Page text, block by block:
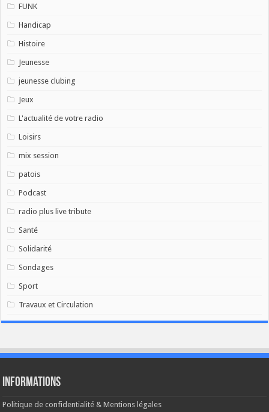
FUNK
Handicap
Histoire
Jeunesse
jeunesse clubing
Jeux
L'actualité de votre radio
Loisirs
mix session
patois
Podcast
radio plus live tribute
Santé
Solidarité
Sondages
Sport
Travaux et Circulation
Informations
Politique de confidentialité & Mentions légales